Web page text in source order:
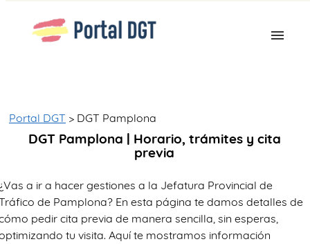
OK
Portal DGT > DGT Pamplona
DGT Pamplona | Horario, trámites y cita
previa
a ir a hacer gestiones a la Jefatura Provincial de
de Pamplona? En esta página te damos detalles de
pedir cita previa de manera sencilla, sin esperas,
tu visita. Aquí te mostramos información